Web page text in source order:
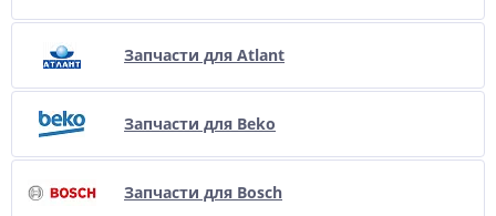
Запчасти для Atlant
Запчасти для Beko
Запчасти для Bosch